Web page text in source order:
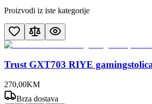
Proizvodi iz iste kategorije
Trust GXT703 RIYE
270,00KM
Brza dostava